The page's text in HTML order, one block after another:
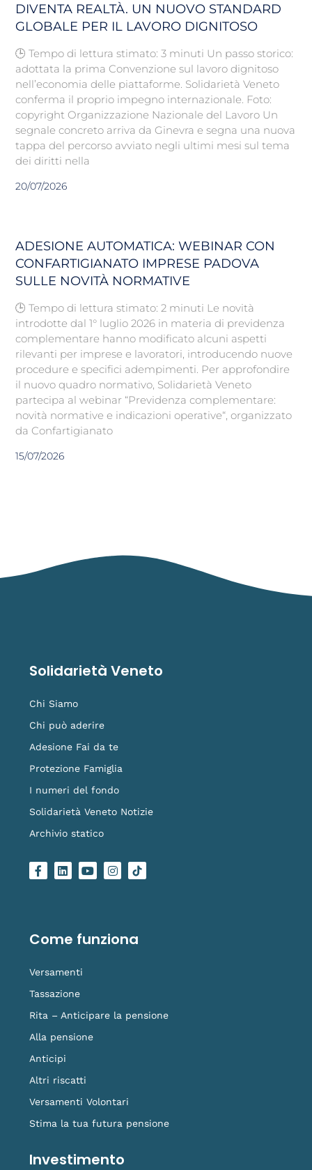
DIVENTA REALTÀ. UN NUOVO STANDARD
GLOBALE PER IL LAVORO DIGNITOSO
🕒 Tempo di lettura stimato: 3 minuti Un passo storico:
adottata la prima Convenzione sul lavoro dignitoso
nell’economia delle piattaforme. Solidarietà Veneto
conferma il proprio impegno internazionale. Foto:
copyright Organizzazione Nazionale del Lavoro Un
segnale concreto arriva da Ginevra e segna una nuova
tappa del percorso avviato negli ultimi mesi sul tema
dei diritti nella
20/07/2026
ADESIONE AUTOMATICA: WEBINAR CON
CONFARTIGIANATO IMPRESE PADOVA
SULLE NOVITÀ NORMATIVE
🕒 Tempo di lettura stimato: 2 minuti Le novità
introdotte dal 1° luglio 2026 in materia di previdenza
complementare hanno modificato alcuni aspetti
rilevanti per imprese e lavoratori, introducendo nuove
procedure e specifici adempimenti. Per approfondire
il nuovo quadro normativo, Solidarietà Veneto
partecipa al webinar “Previdenza complementare:
novità normative e indicazioni operative“, organizzato
da Confartigianato
15/07/2026
Solidarietà Veneto
Chi Siamo
Chi può aderire
Adesione Fai da te
Protezione Famiglia
I numeri del fondo
Solidarietà Veneto Notizie
Archivio statico
F
a
o
k
L
i
n
Y
o
I
n
a
L
o
k
Come funziona
Versamenti
Tassazione
Rita – Anticipare la pensione
Alla pensione
Anticipi
Altri riscatti
Versamenti Volontari
Stima la tua futura pensione
Investimento